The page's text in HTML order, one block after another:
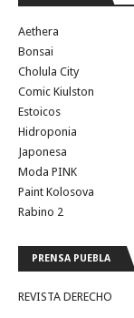
Aethera
Bonsai
Cholula City
Comic Kiulston
Estoicos
Hidroponia
Japonesa
Moda PINK
Paint Kolosova
Rabino 2
PRENSA PUEBLA
REVISTA DERECHO